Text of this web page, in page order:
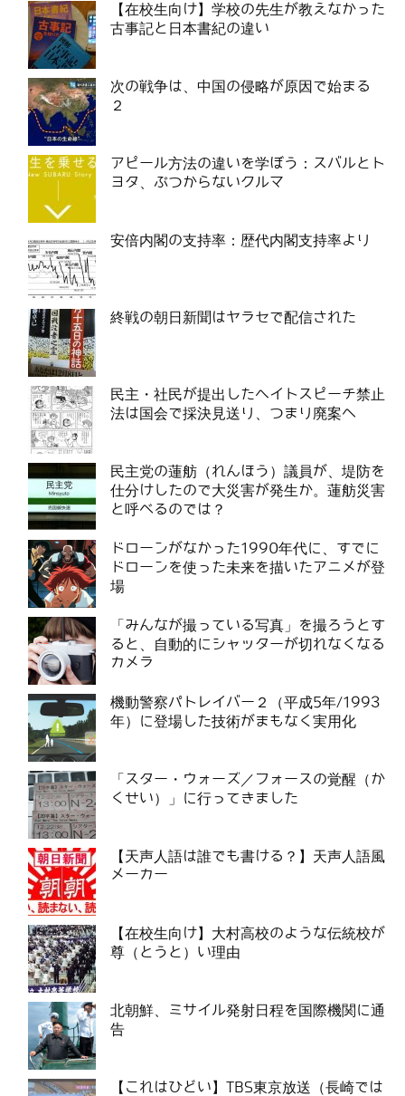
【在校生向け】学校の先生が教えなかった
古事記と日本書紀の違い
次の戦争は、中国の侵略が原因で始まる
２
アピール方法の違いを学ぼう：スバルとト
ヨタ、ぶつからないクルマ
安倍内閣の支持率：歴代内閣支持率より
終戦の朝日新聞はヤラセで配信された
民主・社民が提出したヘイトスピーチ禁止
法は国会で採決見送り、つまり廃案へ
民主党の蓮舫（れんほう）議員が、堤防を
仕分けしたので大災害が発生か。蓮舫災害
と呼べるのでは？
ドローンがなかった1990年代に、すでに
ドローンを使った未来を描いたアニメが登
場
「みんなが撮っている写真」を撮ろうとす
ると、自動的にシャッターが切れなくなる
カメラ
機動警察パトレイバー２（平成5年/1993
年）に登場した技術がまもなく実用化
「スター・ウォーズ／フォースの覚醒（か
くせい）」に行ってきました
【天声人語は誰でも書ける？】天声人語風
メーカー
【在校生向け】大村高校のような伝統校が
尊（とうと）い理由
北朝鮮、ミサイル発射日程を国際機関に通
告
【これはひどい】TBS東京放送（長崎では